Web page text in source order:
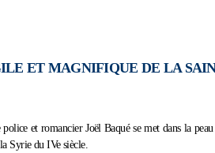
ET MAGNIFIQUE DE LA
et romancier Joël Baqué se met dans la peau
Syrie du IVe siècle.